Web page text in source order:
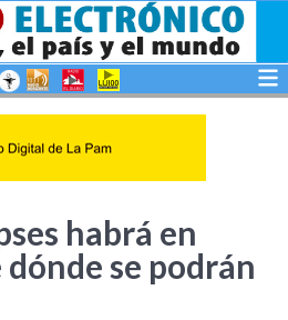
habrá en
se podrán